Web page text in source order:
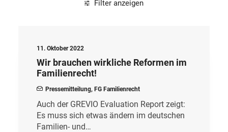
Filter anzeigen
11. Oktober 2022
Wir brauchen wirkliche Reformen im
Familienrecht!
Pressemitteilung, FG Familienrecht
Auch der GREVIO Evaluation Report zeigt:
Es muss sich etwas ändern im deutschen
Familien- und…